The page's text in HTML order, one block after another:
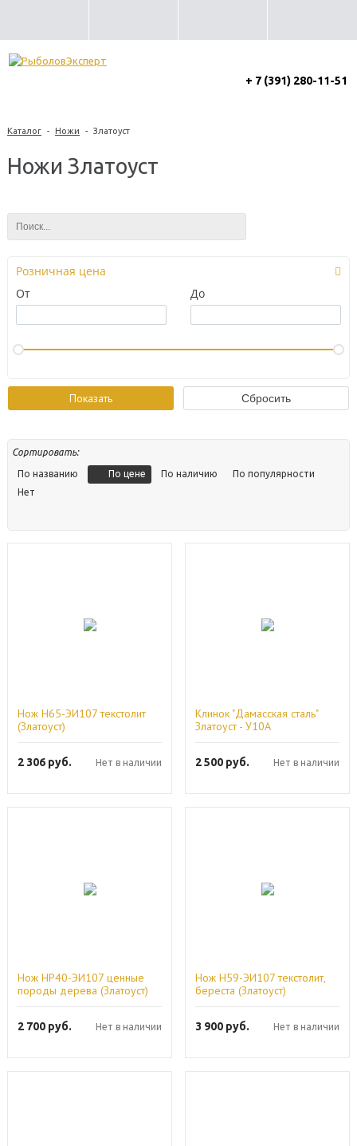
+ 7 (391) 280-11-51
Каталог - Ножи - Златоуст
Ножи Златоуст
Розничная цена
От
До
Сортировать:
По названию По цене По наличию
По популярности
Нет
Нож Н65-ЭИ107 текстолит
(Златоуст)
2 306 руб. Нет в наличии
Клинок "Дамасская сталь"
Златоуст - У10А
2 500 руб. Нет в наличии
Нож НР40-ЭИ107 ценные
породы дерева (Златоуст)
2 700 руб. Нет в наличии
Нож Н59-ЭИ107 текстолит,
береста (Златоуст)
3 900 руб. Нет в наличии